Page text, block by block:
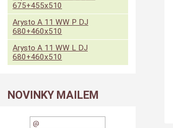
675+455x510
Arysto A 11 WW P DJ
680+460x510
Arysto A 11 WW L DJ
680+460x510
NOVINKY MAILEM